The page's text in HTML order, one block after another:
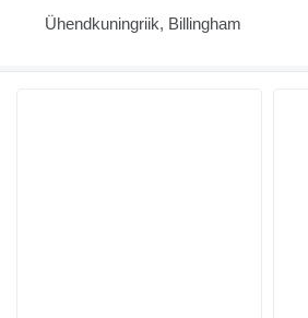
Ühendkuningriik, Billingham